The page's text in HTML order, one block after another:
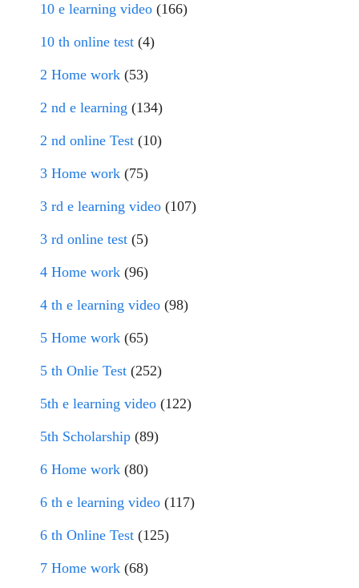
10 e learning video (166)
10 th online test (4)
2 Home work (53)
2 nd e learning (134)
2 nd online Test (10)
3 Home work (75)
3 rd e learning video (107)
3 rd online test (5)
4 Home work (96)
4 th e learning video (98)
5 Home work (65)
5 th Onlie Test (252)
5th e learning video (122)
5th Scholarship (89)
6 Home work (80)
6 th e learning video (117)
6 th Online Test (125)
7 Home work (68)